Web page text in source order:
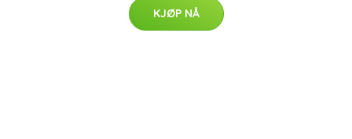
KJØP NÅ